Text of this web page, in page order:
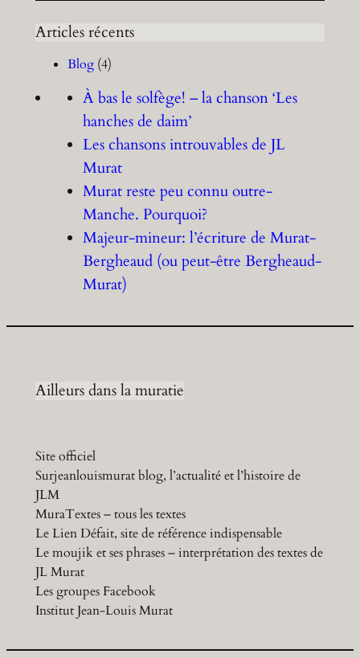
Articles récents
Blog(4)
À bas le solfège! – la chanson ‘Les
hanches de daim’
Les chansons introuvables de JL
Murat
Murat reste peu connu outre-
Manche. Pourquoi?
Majeur-mineur: l’écriture de Murat-
Bergheaud (ou peut-être Bergheaud-
Murat)
Ailleurs dans la muratie
Site officiel
Surjeanlouismurat blog, l’actualité et l’histoire de
JLM
MuraTextes – tous les textes
Le Lien Défait, site de référence indispensable
Le moujik et ses phrases – interprétation des textes de
JL Murat
Les groupes Facebook
Institut Jean-Louis Murat